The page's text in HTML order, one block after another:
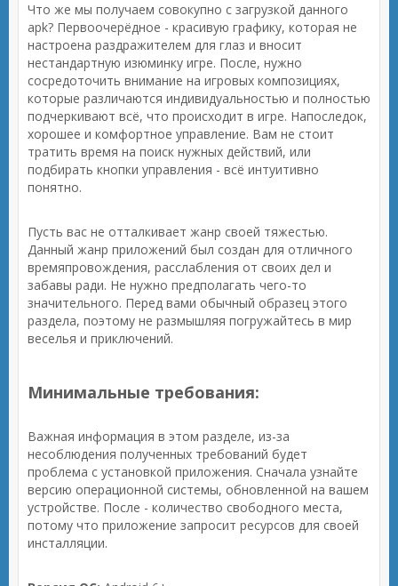
Что же мы получаем совокупно с загрузкой данного
apk? Первоочерёдное - красивую графику, которая не
настроена раздражителем для глаз и вносит
нестандартную изюминку игре. После, нужно
сосредоточить внимание на игровых композициях,
которые различаются индивидуальностью и полностью
подчеркивают всё, что происходит в игре. Напоследок,
хорошее и комфортное управление. Вам не стоит
тратить время на поиск нужных действий, или
подбирать кнопки управления - всё интуитивно
понятно.
Пусть вас не отталкивает жанр своей тяжестью.
Данный жанр приложений был создан для отличного
времяпровождения, расслабления от своих дел и
забавы ради. Не нужно предполагать чего-то
значительного. Перед вами обычный образец этого
раздела, поэтому не размышляя погружайтесь в мир
веселья и приключений.
Минимальные требования:
Важная информация в этом разделе, из-за
несоблюдения полученных требований будет
проблема с установкой приложения. Сначала узнайте
версию операционной системы, обновленной на вашем
устройстве. После - количество свободного места,
потому что приложение запросит ресурсов для своей
инсталляции.